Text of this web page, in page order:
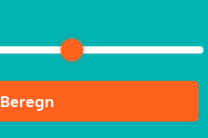
Beregn